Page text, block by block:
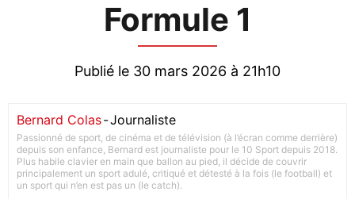
Formule 1
Publié le 30 mars 2026 à 21h10
Bernard Colas-Journaliste
Passionné de sport, de cinéma et de télévision (à l’écran comme derrière)
depuis son enfance, Bernard est journaliste pour le 10 Sport depuis 2018.
Plus habile clavier en main que ballon au pied, il décide de couvrir
principalement un sport adulé, critiqué et détesté à la fois (le football) et
un sport qui n’en est pas un (le catch).